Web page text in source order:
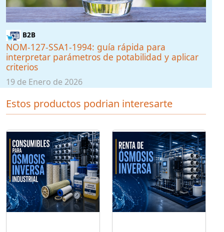
B2B
NOM-127-SSA1-1994: guía rápida para
interpretar parámetros de potabilidad y aplicar
criterios
19 de Enero de 2026
Estos productos podrian interesarte